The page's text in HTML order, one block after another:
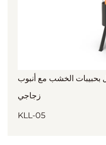
بحبيبات الخشب مع أنبوب
زجاجي
KLL-05